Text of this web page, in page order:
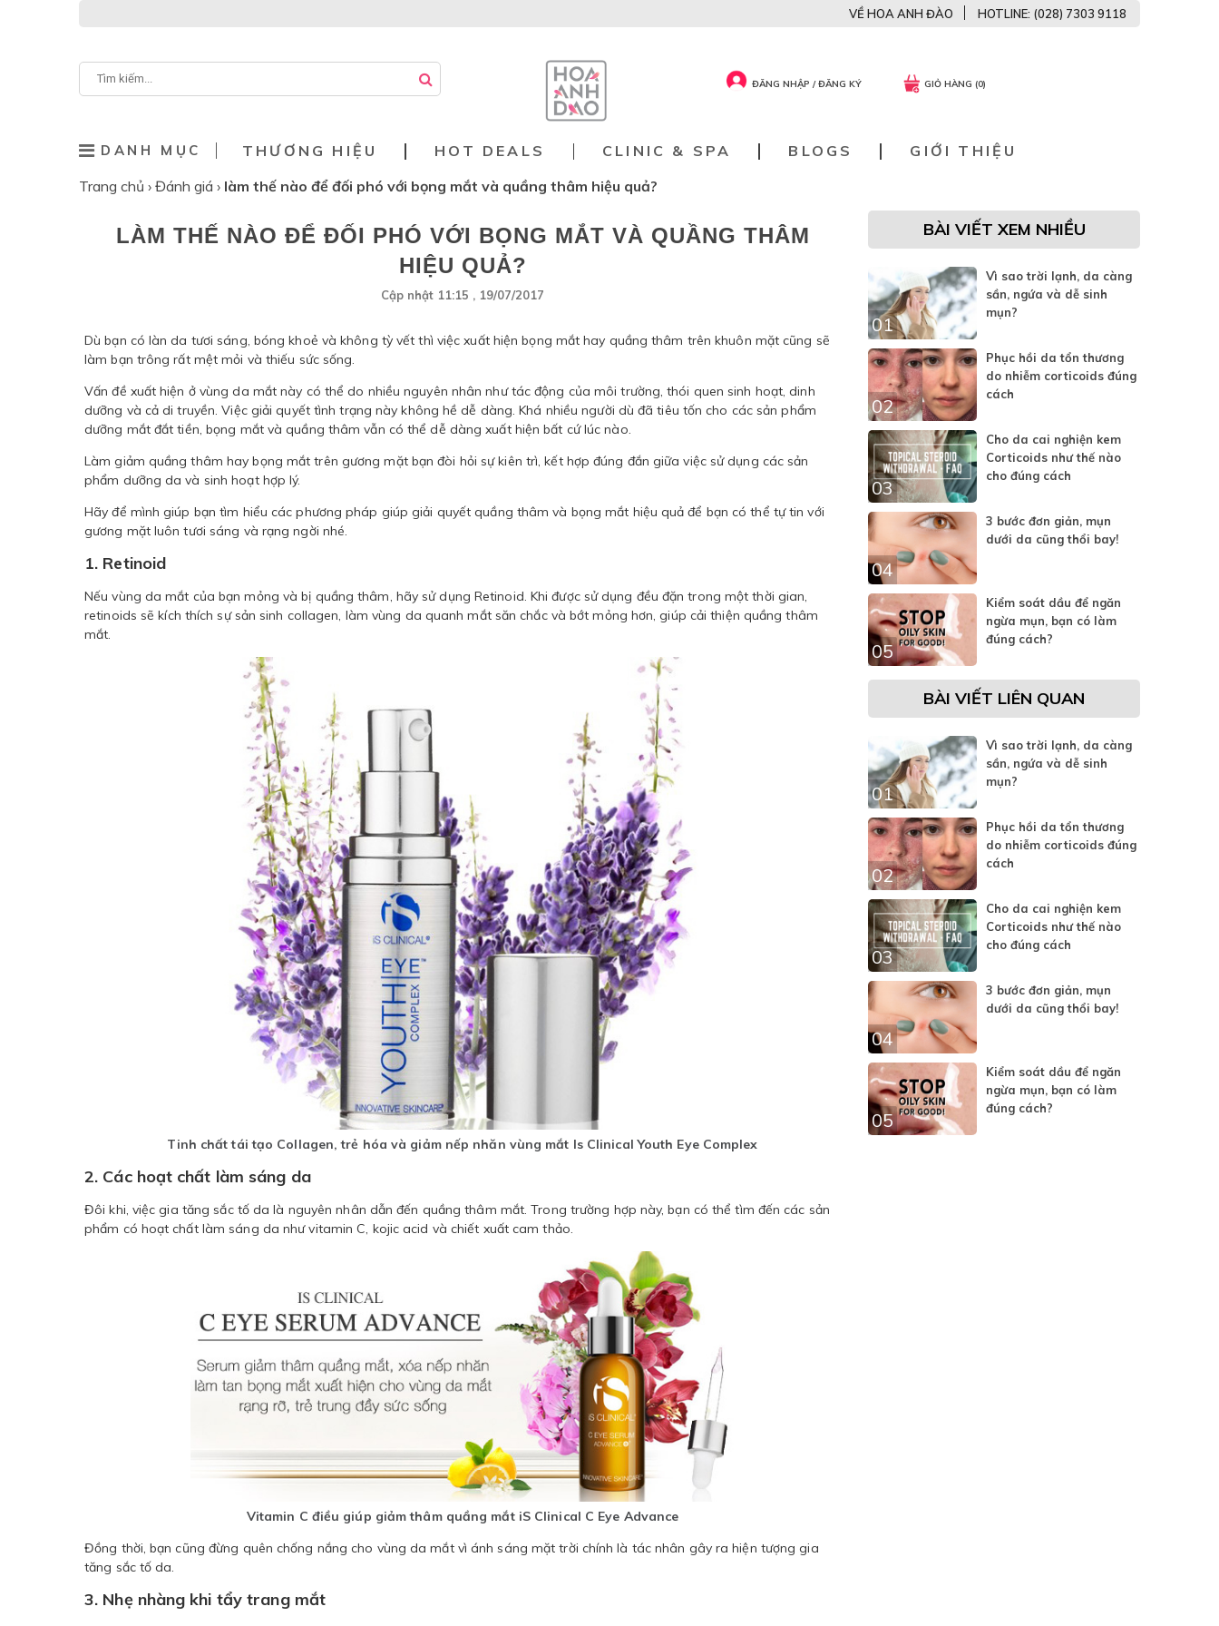
ĐĂNG NHẬP / ĐĂNG KÝ GIỎ HÀNG (0)
VỀ HOA ANH ĐÀO HOTLINE: (028) 7303 9118
DANH MỤC THƯƠNG HIỆU HOT DEALS CLINIC & SPA BLOGS
GIỚI THIỆU
Trang chủ › Đánh giá › làm thế nào để đối phó với bọng mắt và quầng thâm hiệu quả?
LÀM THẾ NÀO ĐỂ ĐỐI PHÓ VỚI BỌNG MẮT VÀ QUẦNG THÂM
HIỆU QUẢ?
Cập nhật 11:15 , 19/07/2017
Dù bạn có làn da tươi sáng, bóng khoẻ và không tỳ vết thì việc xuất hiện bọng mắt hay quầng thâm trên khuôn mặt cũng sẽ
làm bạn trông rất mệt mỏi và thiếu sức sống.
Vấn đề xuất hiện ở vùng da mắt này có thể do nhiều nguyên nhân như tác động của môi trường, thói quen sinh hoạt, dinh
dưỡng và cả di truyền. Việc giải quyết tình trạng này không hề dễ dàng. Khá nhiều người dù đã tiêu tốn cho các sản phẩm
dưỡng mắt đắt tiền, bọng mắt và quầng thâm vẫn có thể dễ dàng xuất hiện bất cứ lúc nào.
Làm giảm quầng thâm hay bọng mắt trên gương mặt bạn đòi hỏi sự kiên trì, kết hợp đúng đắn giữa việc sử dụng các sản
phẩm dưỡng da và sinh hoạt hợp lý.
Hãy để mình giúp bạn tìm hiểu các phương pháp giúp giải quyết quầng thâm và bọng mắt hiệu quả để bạn có thể tự tin với
gương mặt luôn tươi sáng và rạng ngời nhé.
1. Retinoid
Nếu vùng da mắt của bạn mỏng và bị quầng thâm, hãy sử dụng Retinoid. Khi được sử dụng đều đặn trong một thời gian,
retinoids sẽ kích thích sự sản sinh collagen, làm vùng da quanh mắt săn chắc và bớt mỏng hơn, giúp cải thiện quầng thâm
mắt.
Tinh chất tái tạo Collagen, trẻ hóa và giảm nếp nhăn vùng mắt Is Clinical Youth Eye Complex
2. Các hoạt chất làm sáng da
Đôi khi, việc gia tăng sắc tố da là nguyên nhân dẫn đến quầng thâm mắt. Trong trường hợp này, bạn có thể tìm đến các sản
phẩm có hoạt chất làm sáng da như vitamin C, kojic acid và chiết xuất cam thảo.
Vitamin C điều giúp giảm thâm quầng mắt iS Clinical C Eye Advance
Đồng thời, bạn cũng đừng quên chống nắng cho vùng da mắt vì ánh sáng mặt trời chính là tác nhân gây ra hiện tượng gia
tăng sắc tố da.
3. Nhẹ nhàng khi tẩy trang mắt
BÀI VIẾT XEM NHIỀU
01
Vì sao trời lạnh, da càng
sần, ngứa và dễ sinh
mụn?
02
Phục hồi da tổn thương
do nhiễm corticoids đúng
cách
03
Cho da cai nghiện kem
Corticoids như thế nào
cho đúng cách
04
3 bước đơn giản, mụn
dưới da cũng thổi bay!
05
Kiểm soát dầu để ngăn
ngừa mụn, bạn có làm
đúng cách?
BÀI VIẾT LIÊN QUAN
01
Vì sao trời lạnh, da càng
sần, ngứa và dễ sinh
mụn?
02
Phục hồi da tổn thương
do nhiễm corticoids đúng
cách
03
Cho da cai nghiện kem
Corticoids như thế nào
cho đúng cách
04
3 bước đơn giản, mụn
dưới da cũng thổi bay!
05
Kiểm soát dầu để ngăn
ngừa mụn, bạn có làm
đúng cách?